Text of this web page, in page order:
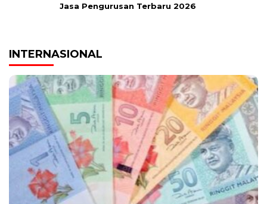
Jasa Pengurusan Terbaru 2026
INTERNASIONAL